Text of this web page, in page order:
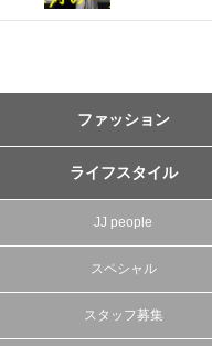
ファッション
ライフスタイル
JJ people
スペシャル
スタッフ募集